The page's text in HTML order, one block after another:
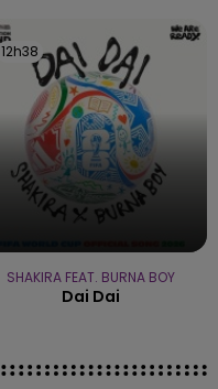
12h38
12h38
SHAKIRA FEAT. BURNA BOY
Dai Dai